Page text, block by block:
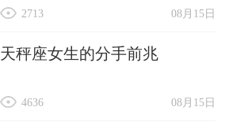
08月15日
2713
天秤座女生的分手前兆
08月15日
4636